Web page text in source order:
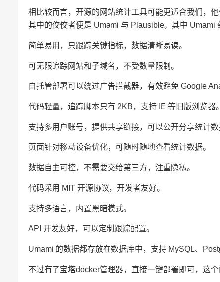
相比较而言，开源的网站统计工具可能更适合我们，
其中的佼佼者便是 Umami 与 Plausible。其中 Umami
简单易用，只跟踪关键指标，数据清晰易读。
可无限追踪网站和子域名，不受数量限制。
自托管部署可以绕过广告拦截器，有效避免 Google
代码轻量，追踪脚本只有 2KB，支持 IE 等旧版浏览器。
支持多用户账号，提供共享链接，可以公开分享统计数
页面针对移动设备优化，可随时随地查看统计数据。
数据自主可控，不需要交给第三方，注重隐私。
代码采用 MIT 开源协议，开发者友好。
支持多语言，内置黑暗模式。
API 开发友好，可以定制跟踪配置。
Umami 的数据都存放在数据库中，支持 MySQL、
不过有了宝塔docker管理器，直接一键部署即可，这